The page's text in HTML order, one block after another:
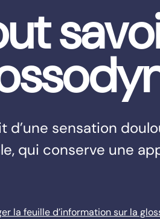
d’une sensation
qui conserve une
la feuille d’information sur la